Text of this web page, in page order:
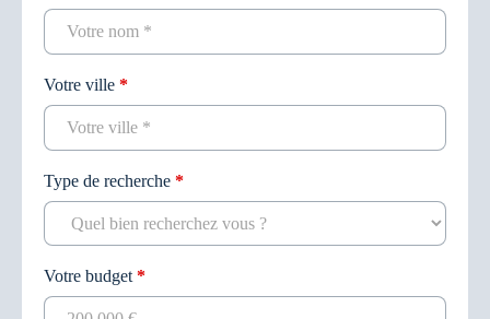
Votre ville *
Type de recherche *
Votre budget *